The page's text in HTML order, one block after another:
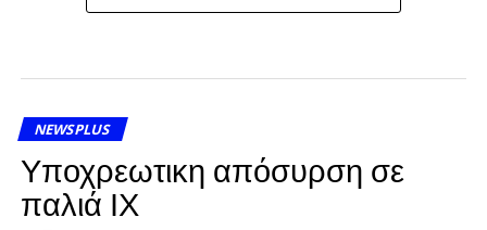
NEWSPLUS
Υποχρεωτικη απόσυρση σε
παλιά ΙΧ